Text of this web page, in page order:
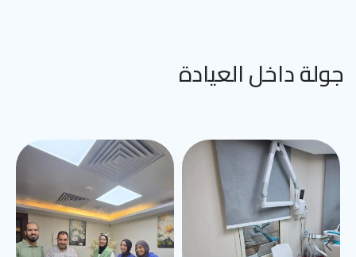
جولة داخل العيادة